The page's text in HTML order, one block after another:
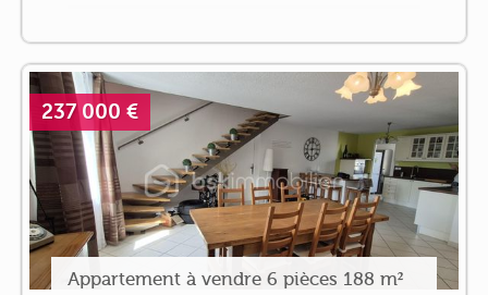
237 000 €
Appartement à vendre 6 pièces 188 m²